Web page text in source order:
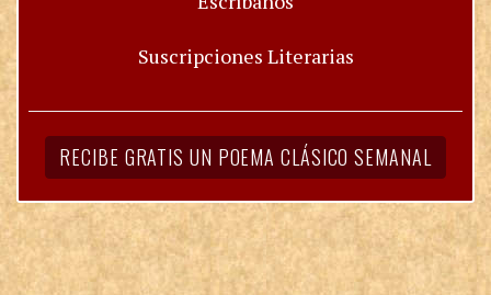
Suscripciones Literarias
RECIBE GRATIS UN POEMA CLÁSICO SEMANAL